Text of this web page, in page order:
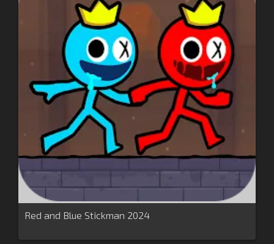
Red and Blue Stickman 2024